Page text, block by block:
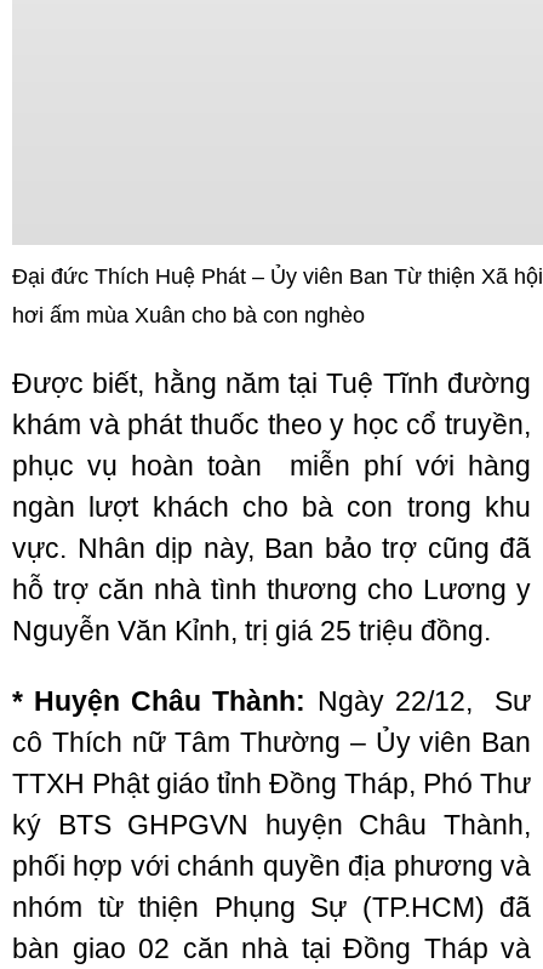
Đại đức Thích Huệ Phát – Ủy viên Ban Từ thiện Xã
hơi ấm mùa Xuân cho bà con nghèo
Được biết, hằng năm tại Tuệ Tĩnh đường
khám và phát thuốc theo y học cổ truyền,
phục vụ hoàn toàn miễn phí với hàng
ngàn lượt khách cho bà con trong khu
vực. Nhân dịp này, Ban bảo trợ cũng đã
hỗ trợ căn nhà tình thương cho Lương y
Nguyễn Văn Kỉnh, trị giá 25 triệu đồng.
* Huyện Châu Thành: Ngày 22/12, Sư
cô Thích nữ Tâm Thường – Ủy viên Ban
TTXH Phật giáo tỉnh Đồng Tháp, Phó Thư
ký BTS GHPGVN huyện Châu Thành,
phối hợp với chánh quyền địa phương và
nhóm từ thiện Phụng Sự (TP.HCM) đã
bàn giao 02 căn nhà tại Đồng Tháp và